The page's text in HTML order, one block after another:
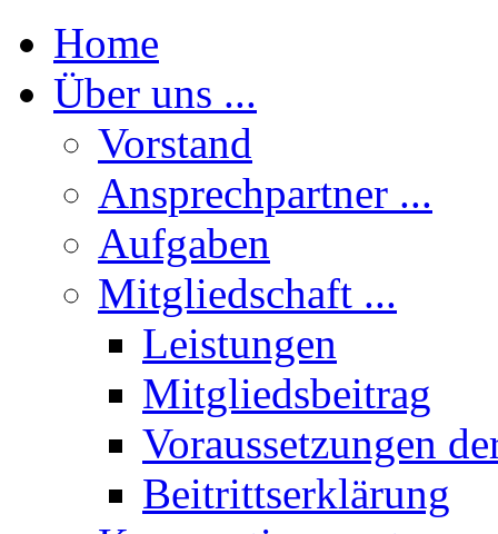
Home
Über uns ...
Vorstand
Ansprechpartner ...
Aufgaben
Mitgliedschaft ...
Leistungen
Mitgliedsbeitrag
Voraussetzungen
Beitrittserklärung